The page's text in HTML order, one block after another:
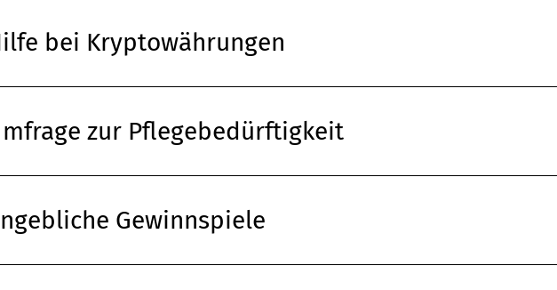
bei Kryptowährungen
zur Pflegebedürftigkeit
Gewinnspiele